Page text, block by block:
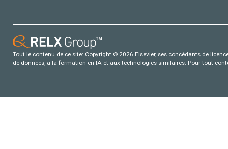
Tout le contenu de ce site: Copyright © 2026 Elsevier, ses concédants de
de données, a la formation en IA et aux technologies similaires. Pour tout